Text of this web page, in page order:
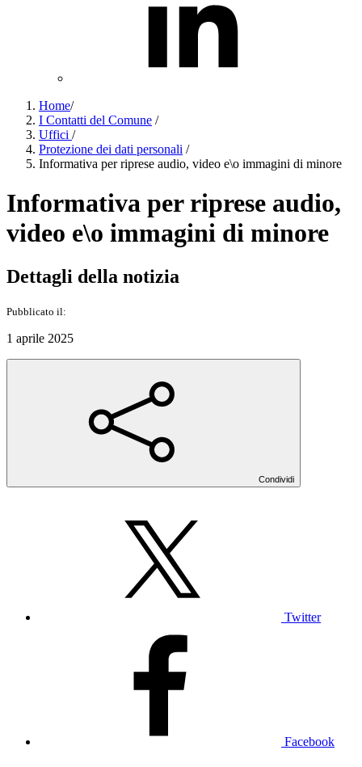
Home/
I Contatti del Comune /
Uffici /
Protezione dei dati personali /
Informativa per riprese audio, video e\o immagini di minore
Informativa per riprese audio,
video e\o immagini di minore
Dettagli della notizia
Pubblicato il:
1 aprile 2025
Condividi
Twitter
Facebook